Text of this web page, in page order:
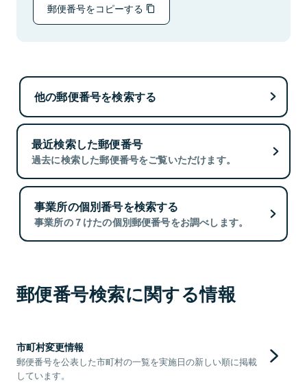
郵便番号をコピーする
他の郵便番号を検索する
最近検索した郵便番号
過去に検索した郵便番号をご覧いただけます。
事業所の個別番号を検索する
事業所の７けたの個別郵便番号をお調べします。
郵便番号検索に関する情報
市町村変更情報
郵便番号を公表した市町村の一覧を実施日の新しい順に掲載
しています。